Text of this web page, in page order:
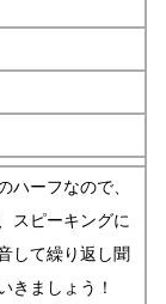
ハーフなので、
スピーキングに
して繰り返し聞
きましょう！